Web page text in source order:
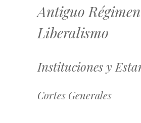
Antiguo
Liberalismo
Instituciones y
Cortes Generales